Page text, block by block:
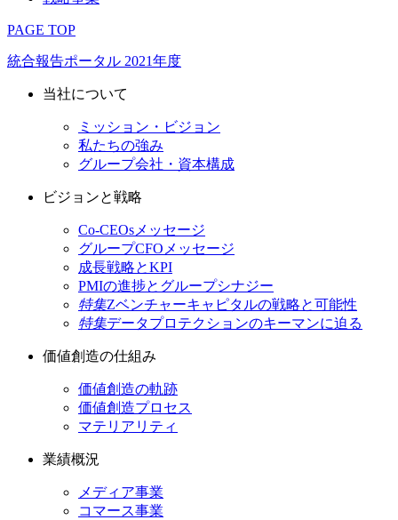
PAGE TOP
統合報告ポータル 2021年度
当社について
ミッション・ビジョン
私たちの強み
グループ会社・資本構成
ビジョンと戦略
Co-CEOsメッセージ
グループCFOメッセージ
成長戦略とKPI
PMIの進捗とグループシナジー
特集Zベンチャーキャピタルの戦略と可能性
特集データプロテクションのキーマンに迫る
価値創造の仕組み
価値創造の軌跡
価値創造プロセス
マテリアリティ
業績概況
メディア事業
コマース事業